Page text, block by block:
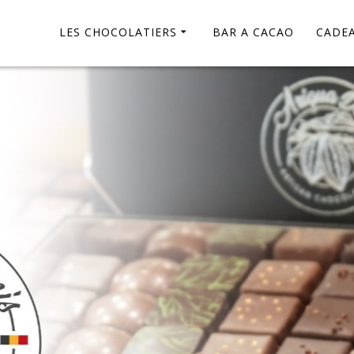
LES CHOCOLATIERS BAR A CACAO